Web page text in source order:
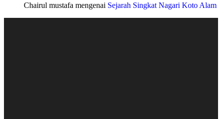
Chairul mustafa mengenai Sejarah Singkat Nagari Koto Alam